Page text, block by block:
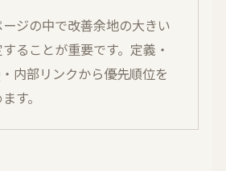
ージの中で改善余地の大きい
ることが重要です。定義・
内部リンクから優先順位を
す。